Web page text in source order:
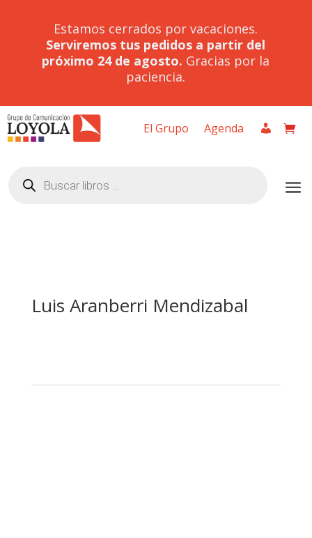
Estamos cerrados por vacaciones.
Serviremos tus pedidos a partir del
próximo 24 de agosto. Gracias por la
paciencia.
El Grupo Agenda
productos
Luis Aranberri Mendizabal